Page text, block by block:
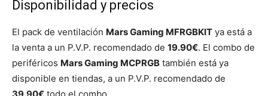
Disponibilidad y precios
El pack de ventilación Mars Gaming MFRGBKIT ya está a
la venta a un P.V.P. recomendado de 19.90€. El combo de
periféricos Mars Gaming MCPRGB también está ya
disponible en tiendas, a un P.V.P. recomendado de